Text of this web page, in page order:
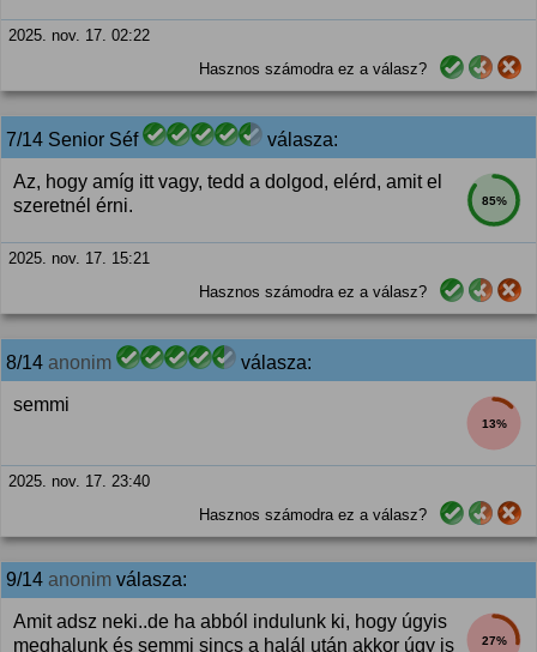
2025. nov. 17. 02:22
Hasznos számodra ez a válasz?
7/14 Senior Séf válasza:
85%
Az, hogy amíg itt vagy, tedd a dolgod, elérd, amit el
szeretnél érni.
2025. nov. 17. 15:21
Hasznos számodra ez a válasz?
8/14 anonim válasza:
13%
semmi
2025. nov. 17. 23:40
Hasznos számodra ez a válasz?
9/14 anonim válasza:
27%
Amit adsz neki..de ha abból indulunk ki, hogy úgyis
meghalunk és semmi sincs a halál után akkor úgy is